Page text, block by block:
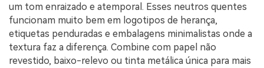
um tom enraizado e atemporal. Esses neutros quentes
funcionam muito bem em logotipos de herança,
etiquetas penduradas e embalagens minimalistas onde a
textura faz a diferença. Combine com papel não
revestido, baixo-relevo ou tinta metálica única para mais